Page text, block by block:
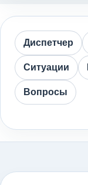
Диспетчер
Ситуации
Вопросы